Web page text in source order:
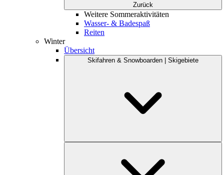
Zurück
Weitere Sommeraktivitäten
Wasser- & Badespaß
Reiten
Winter
Übersicht
Skifahren & Snowboarden | Skigebiete